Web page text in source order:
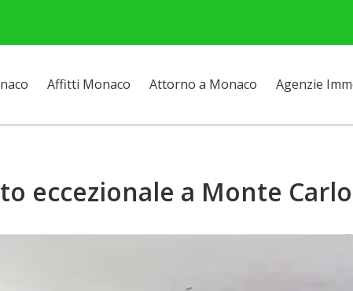
Affitti Monaco Attorno a Monaco Agenzie
eccezionale a Monte